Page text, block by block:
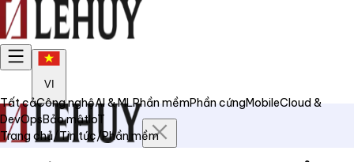
VI
Tất cảCông nghệAI & MLPhần mềmPhần cứngMobileCloud &
DevOpsBảo mậtIoT
Trang chủ/Tin tức/Phần mềm